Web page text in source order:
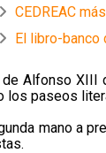
CEDREAC
El libro-banco
Alfonso XIII
los paseos
mano a